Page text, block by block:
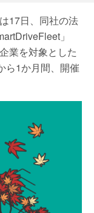
17日、同社の法
」
業を対象とした
ら1か月間、開催